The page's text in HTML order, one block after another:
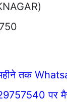
तक
पर